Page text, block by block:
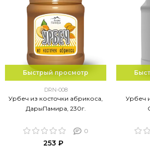
Быстрый просмотр
DRN-008
Урбеч из косточки абрикоса,
ДарыПамира, 230г.
0
253 ₽
Урбеч